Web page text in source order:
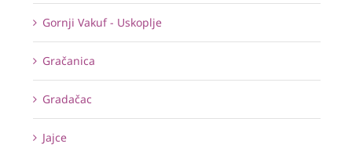
Gornji Vakuf - Uskoplje
Gračanica
Gradačac
Jajce